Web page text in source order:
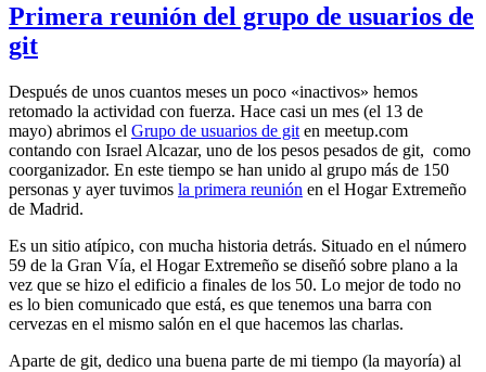
Primera reunión del grupo de usuarios de
git
Después de unos cuantos meses un poco «inactivos» hemos
retomado la actividad con fuerza. Hace casi un mes (el 13 de
mayo) abrimos el Grupo de usuarios de git en meetup.com
contando con Israel Alcazar, uno de los pesos pesados de git, como
coorganizador. En este tiempo se han unido al grupo más de 150
personas y ayer tuvimos la primera reunión en el Hogar Extremeño
de Madrid.
Es un sitio atípico, con mucha historia detrás. Situado en el número
59 de la Gran Vía, el Hogar Extremeño se diseñó sobre plano a la
vez que se hizo el edificio a finales de los 50. Lo mejor de todo no
es lo bien comunicado que está, es que tenemos una barra con
cervezas en el mismo salón en el que hacemos las charlas.
Aparte de git, dedico una buena parte de mi tiempo (la mayoría) al